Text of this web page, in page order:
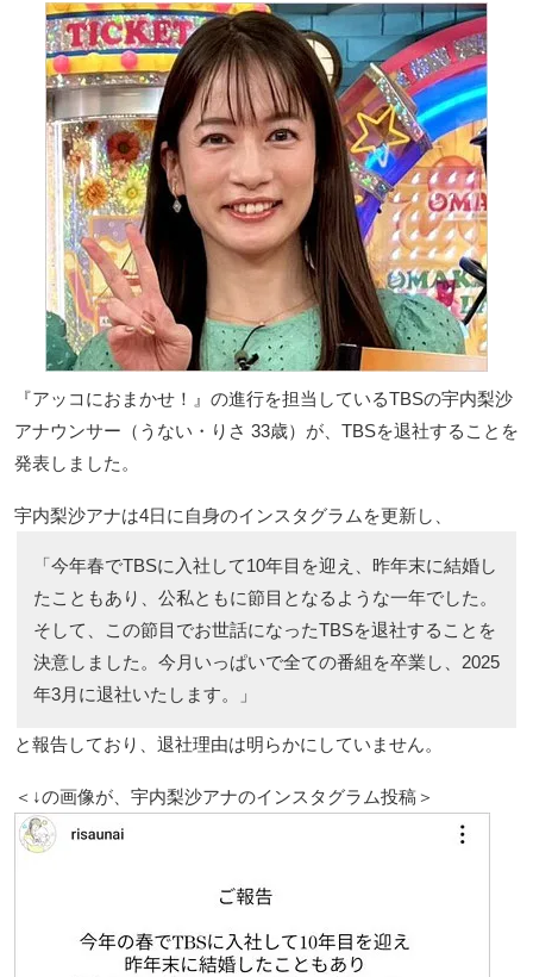
『アッコにおまかせ！』の進行を担当しているTBSの宇内梨沙
アナウンサー（うない・りさ 33歳）が、TBSを退社することを
発表しました。
宇内梨沙アナは4日に自身のインスタグラムを更新し、
「今年春でTBSに入社して10年目を迎え、昨年末に結婚し
たこともあり、公私ともに節目となるような一年でした。
そして、この節目でお世話になったTBSを退社することを
決意しました。今月いっぱいで全ての番組を卒業し、2025
年3月に退社いたします。」
と報告しており、退社理由は明らかにしていません。
＜↓の画像が、宇内梨沙アナのインスタグラム投稿＞